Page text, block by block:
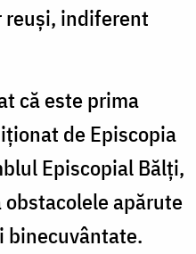
reuși, indiferent
că este prima
de Episcopia
Episcopial Bălți,
apărute
binecuvântate.